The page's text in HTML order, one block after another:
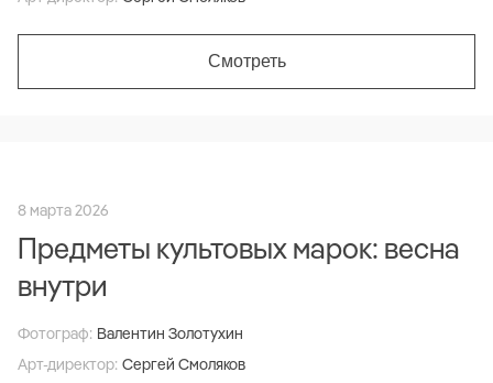
Смотреть
8 марта 2026
Предметы культовых марок: весна
внутри
Фотограф: Валентин Золотухин
Арт-директор: Сергей Смоляков